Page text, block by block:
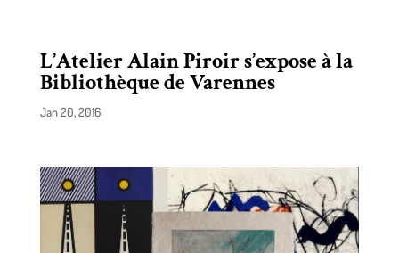
L’Atelier Alain Piroir s’expose à la
Bibliothèque de Varennes
Jan 20, 2016